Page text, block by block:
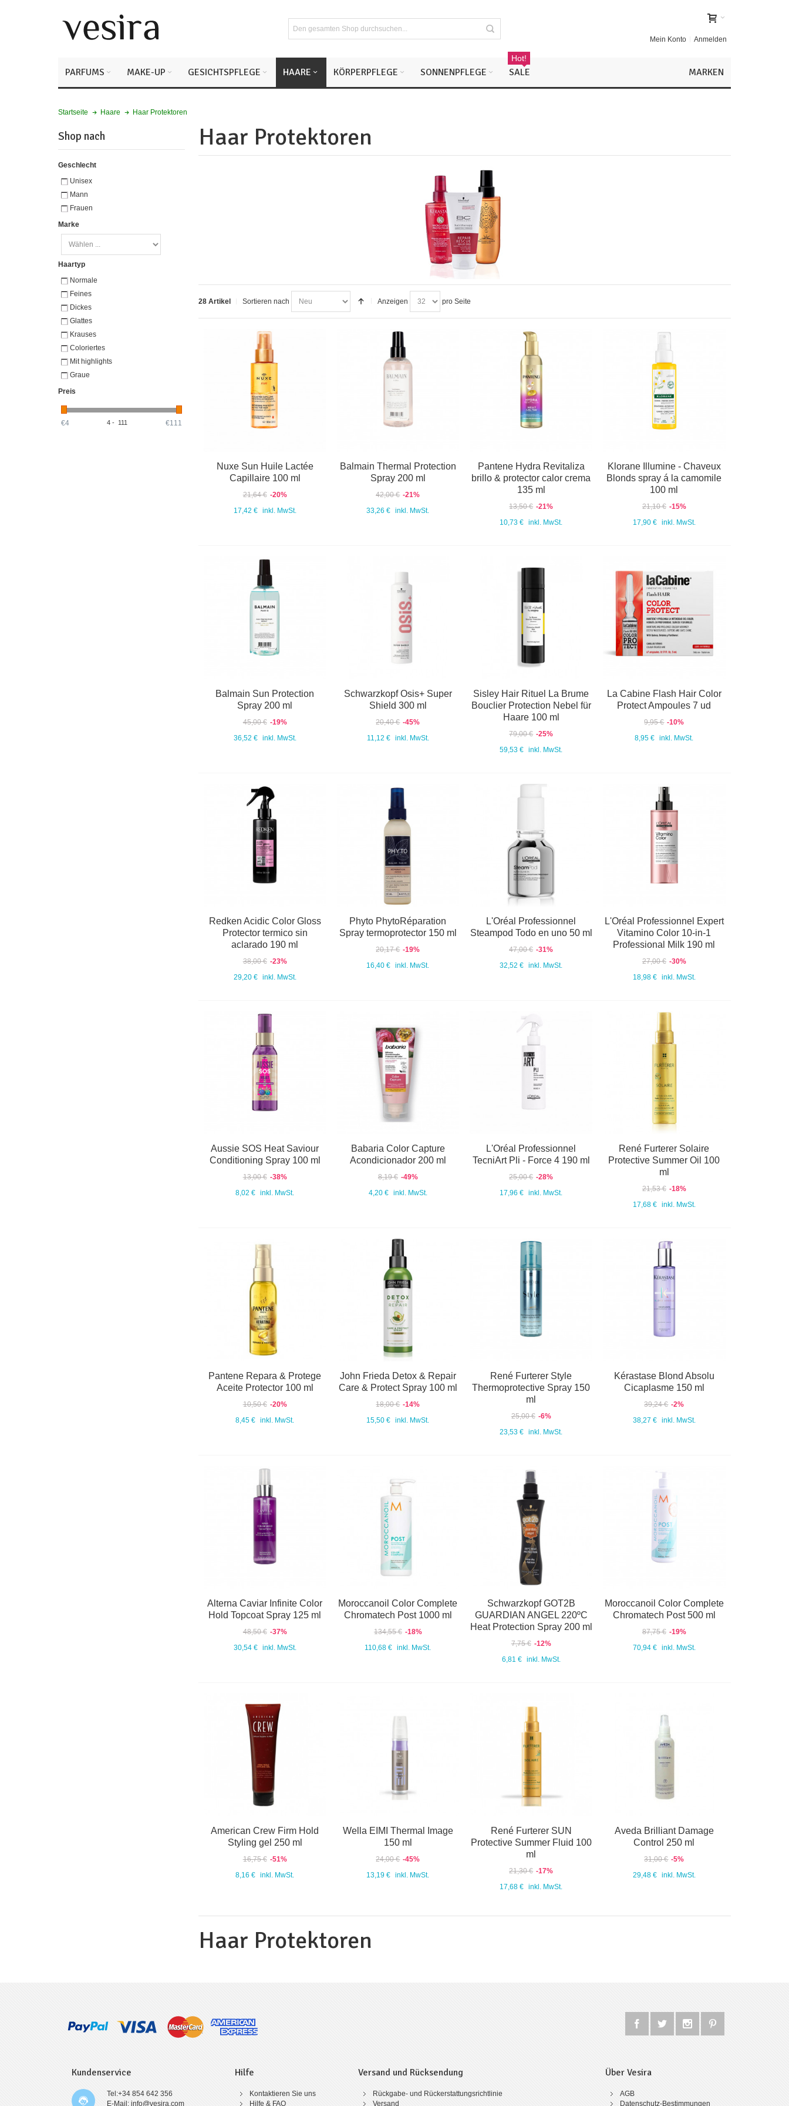
Mein Konto Anmelden
PARFUMS MAKE-UP GESICHTSPFLEGE HAARE KÖRPERPFLEGE SONNENPFLEGE SALE
Hot!
MARKEN
Startseite Haare Haar Protektoren
Haar Protektoren
28 Artikel Sortieren nach Anzeigen pro Seite
Nuxe Sun Huile Lactée
Capillaire 100 ml
21,64 € -20%
17,42 € inkl. MwSt.
Balmain Thermal Protection
Spray 200 ml
42,00 € -21%
33,26 €
inkl. MwSt.
Pantene Hydra Revitaliza
brillo & protector calor crema
135 ml
13,50 € -21%
10,73 € inkl. MwSt.
Klorane Illumine - Chaveux
Blonds spray á la camomile
100 ml
21,10 € -15%
17,90 € inkl. MwSt.
Balmain Sun Protection
Spray 200 ml
45,00 € -19%
36,52 € inkl. MwSt.
Schwarzkopf Osis+ Super
Shield 300 ml
20,40 € -45%
11,12 € inkl. MwSt.
Sisley Hair Rituel La Brume
Bouclier Protection Nebel für
Haare 100 ml
79,00 € -25%
59,53 € inkl. MwSt.
La Cabine Flash Hair Color
Protect Ampoules 7 ud
9,95 € -10%
8,95 €
inkl. MwSt.
Redken Acidic Color Gloss
Protector termico sin
aclarado 190 ml
38,00 € -23%
29,20 € inkl. MwSt.
Phyto PhytoRéparation
Spray termoprotector 150 ml
20,17 € -19%
16,40 €
inkl. MwSt.
L'Oréal Professionnel
Steampod Todo en uno 50 ml
47,00 € -31%
32,52 € inkl. MwSt.
L'Oréal Professionnel Expert
Vitamino Color 10-in-1
Professional Milk 190 ml
27,00 € -30%
18,98 € inkl. MwSt.
Aussie SOS Heat Saviour
Conditioning Spray 100 ml
13,00 € -38%
8,02 € inkl. MwSt.
Babaria Color Capture
Acondicionador 200 ml
8,19 € -49%
4,20 € inkl. MwSt.
L'Oréal Professionnel
TecniArt Pli - Force 4 190 ml
25,00 € -28%
17,96 € inkl. MwSt.
René Furterer Solaire
Protective Summer Oil 100
ml
21,53 € -18%
17,68 € inkl. MwSt.
Pantene Repara & Protege
Aceite Protector 100 ml
10,50 € -20%
8,45 € inkl. MwSt.
John Frieda Detox & Repair
Care & Protect Spray 100 ml
18,00 € -14%
15,50 €
inkl. MwSt.
René Furterer Style
Thermoprotective Spray 150
ml
25,00 € -6%
23,53 € inkl. MwSt.
Kérastase Blond Absolu
Cicaplasme 150 ml
39,24 € -2%
38,27 € inkl. MwSt.
Alterna Caviar Infinite Color
Hold Topcoat Spray 125 ml
48,50 € -37%
30,54 € inkl. MwSt.
Moroccanoil Color Complete
Chromatech Post 1000 ml
134,55 € -18%
110,68 €
inkl. MwSt.
Schwarzkopf GOT2B
GUARDIAN ANGEL 220ºC
Heat Protection Spray 200 ml
7,75 € -12%
6,81 € inkl. MwSt.
Moroccanoil Color Complete
Chromatech Post 500 ml
87,75 € -19%
70,94 € inkl. MwSt.
American Crew Firm Hold
Styling gel 250 ml
16,75 € -51%
8,16 € inkl. MwSt.
Wella EIMI Thermal Image
150 ml
24,00 € -45%
13,19 €
inkl. MwSt.
René Furterer SUN
Protective Summer Fluid 100
ml
21,30 € -17%
17,68 € inkl. MwSt.
Aveda Brilliant Damage
Control 250 ml
31,00 € -5%
29,48 € inkl. MwSt.
Haar Protektoren
Shop nach
Geschlecht
Unisex
Mann
Frauen
Marke
Haartyp
Normale
Feines
Dickes
Glattes
Krauses
Coloriertes
Mit highlights
Graue
Preis
€4 €111
4 - 111
Kundenservice
Tel:+34 854 642 356
E-Mail: info@vesira.com
Hilfe
Kontaktieren Sie uns
Hilfe & FAQ
Versand und Rücksendung
Rückgabe- und Rückerstattungsrichtlinie
Versand
Über Vesira
AGB
Datenschutz-Bestimmungen